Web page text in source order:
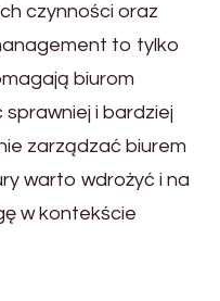
czynności oraz
to tylko
biurom
i bardziej
zarządzać biurem
warto wdrożyć i na
w kontekście